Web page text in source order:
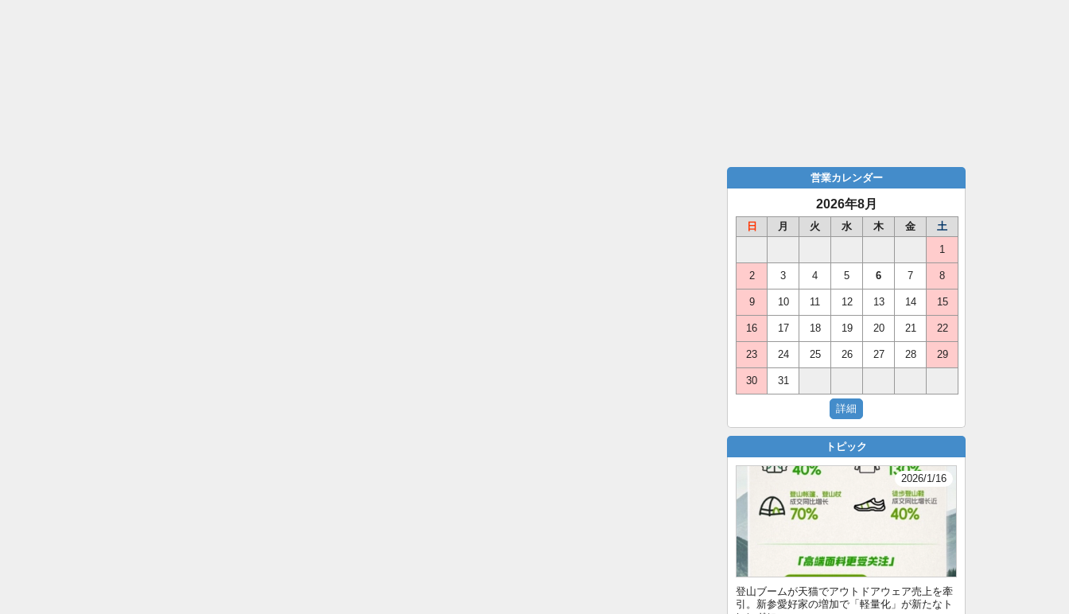
営業カレンダー
2026年8月
日 月 火 水 木 金
土
1
2 3 4 5 6 7 8
9 10 11 12 13 14 15
16 17 18 19 20 21 22
23 24 25 26 27 28 29
30 31
トピック
2026/1/16
登山ブームが天猫でアウトドアウェア売上を牽
引。新参愛好家の増加で「軽量化」が新たなト